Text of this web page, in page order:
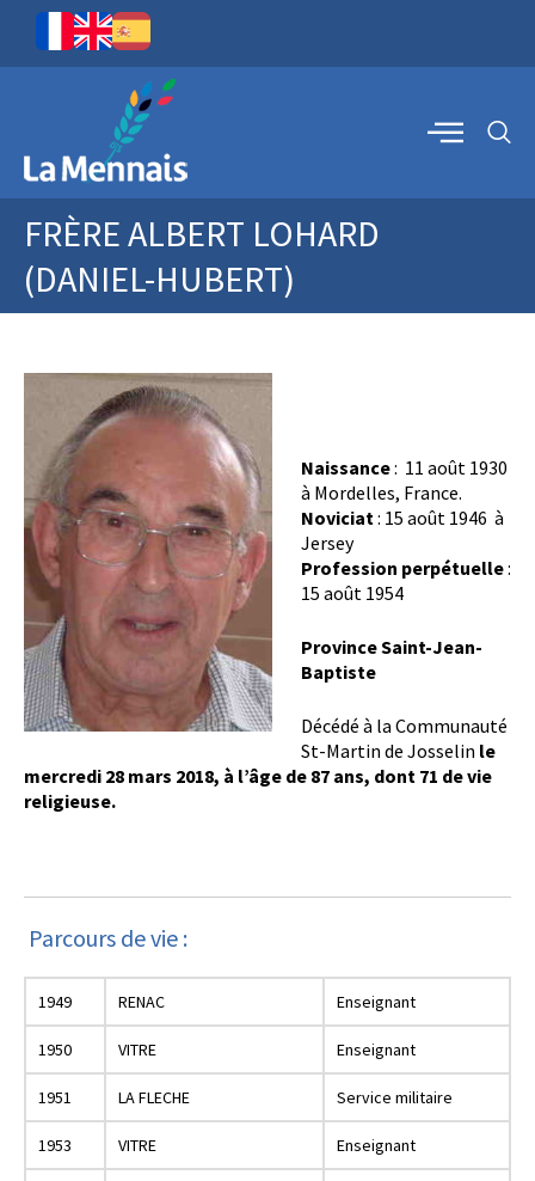
FRÈRE ALBERT LOHARD
(DANIEL-HUBERT)
Naissance: 11 août 1930
à Mordelles, France.
Noviciat: 15 août 1946 à
Jersey
Profession perpétuelle:
15 août 1954
Province Saint-Jean-
Baptiste
Décédé à la Communauté
St-Martin de Josselin le
mercredi 28 mars 2018, à l’âge de 87 ans, dont 71 de vie
religieuse.
Parcours de vie :
1949 RENAC Enseignant
1950 VITRE Enseignant
1951 LA FLECHE Service militaire
1953 VITRE Enseignant